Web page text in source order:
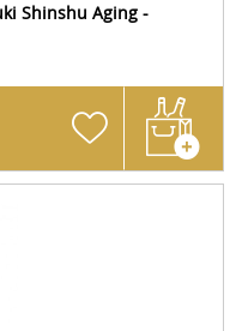
Shinshu Aging -